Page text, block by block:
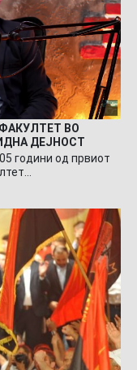
ВО
ДЕЈНОСТ
години од првиот